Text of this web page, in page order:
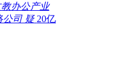
办公产业
公司 疑 20亿